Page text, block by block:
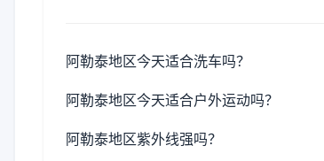
阿勒泰地区今天适合洗车吗？
阿勒泰地区今天适合户外运动吗？
阿勒泰地区紫外线强吗？